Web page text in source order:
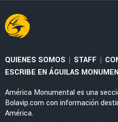
FEMENIL